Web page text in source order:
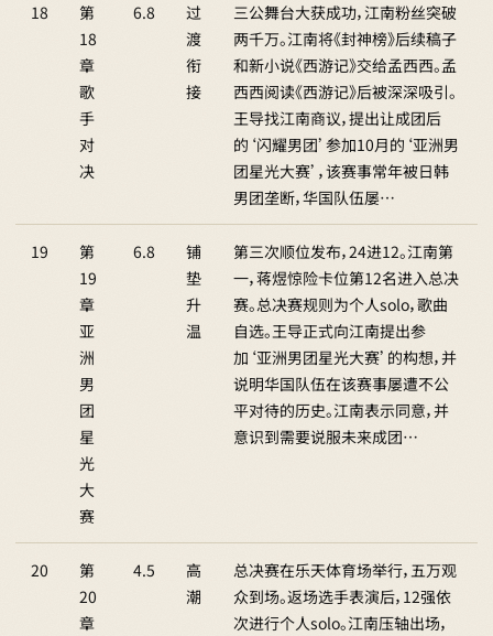
18
第
18
章
歌
手
对
决
6.8
过
渡
衔
接
三公舞台大获成功，江南粉丝突破
两千万。江南将《封神榜》后续稿子
和新小说《西游记》交给孟西西。孟
西西阅读《西游记》后被深深吸引。
王导找江南商议，提出让成团后
的‘闪耀男团’参加10月的‘亚洲男
团星光大赛’，该赛事常年被日韩
男团垄断，华国队伍屡…
19
第
19
章
亚
洲
男
团
星
光
大
赛
6.8
铺
垫
升
温
第三次顺位发布，24进12。江南第
一，蒋煜惊险卡位第12名进入总决
赛。总决赛规则为个人solo，歌曲
自选。王导正式向江南提出参
加‘亚洲男团星光大赛’的构想，并
说明华国队伍在该赛事屡遭不公
平对待的历史。江南表示同意，并
意识到需要说服未来成团…
20
第
20
章
4.5
高
潮
总决赛在乐天体育场举行，五万观
众到场。返场选手表演后，12强依
次进行个人solo。江南压轴出场，